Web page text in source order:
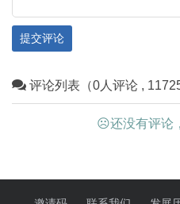
提交评论
评论列表（0人评论 ,
☹还没有评论